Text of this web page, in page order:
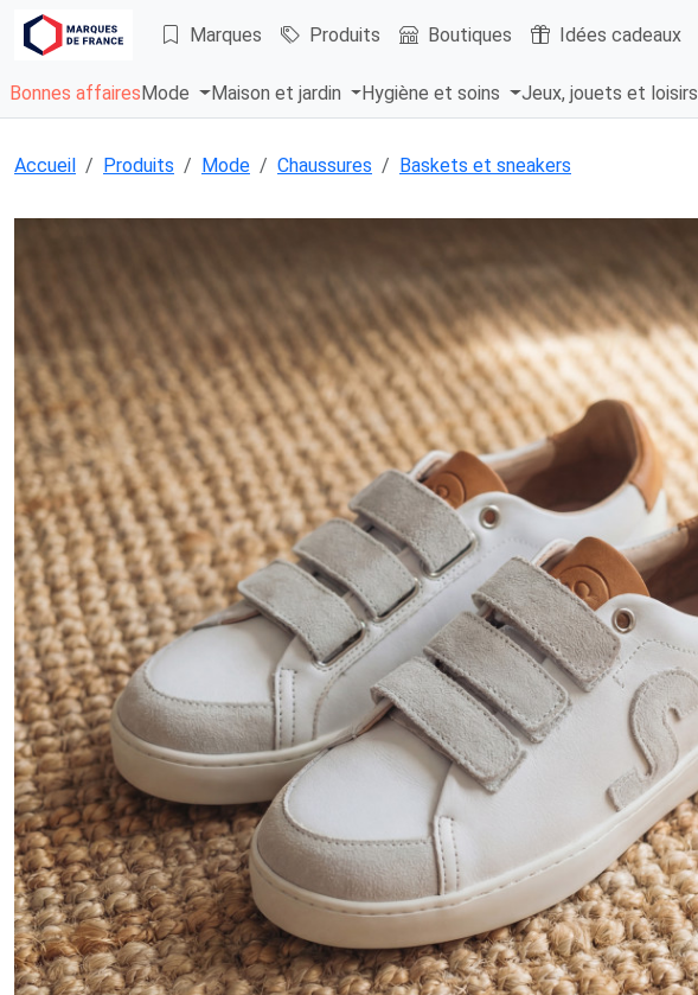
Marques Produits Boutiques Idées cadeaux
Bonnes affaires Mode Maison et jardin Hygiène et soins Jeux, jouets et loisirs
Accueil Produits Mode Chaussures Baskets et sneakers